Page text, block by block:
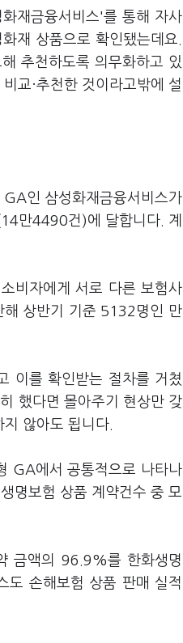
재금융서비스'를 통해 자사
재 상품으로 확인됐는데요.
추천하도록 의무화하고 있
비교·추천한 것이라고밖에 설
인 삼성화재금융서비스가
만4490건)에 달합니다. 계
비자에게 서로 다른 보험사
해 상반기 기준 5132명인 만
이를 확인받는 절차를 거쳤
했다면 몰아주기 현상만 갖
않아도 됩니다.
GA에서 공통적으로 나타나
명보험 상품 계약건수 중 모
금액의 96.9%를 한화생명
도 손해보험 상품 판매 실적